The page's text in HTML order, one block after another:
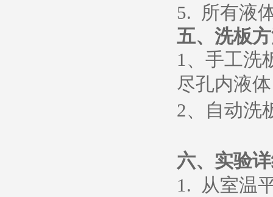
5. 所有液
五、 洗板
1、 手工洗
尽孔内液
2、 自动洗
六、 实验
1. 从室温